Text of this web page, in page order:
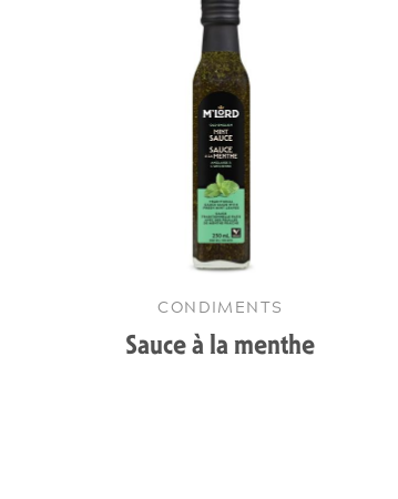
CONDIMENTS
Sauce à la menthe